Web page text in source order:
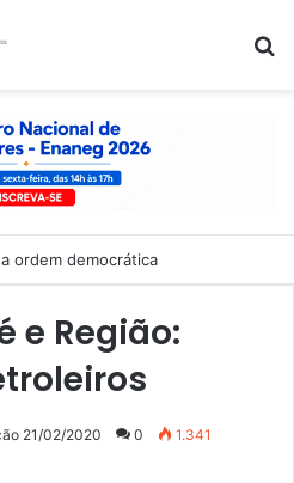
ordem democrática
e Região:
21/02/2020 0 1.341